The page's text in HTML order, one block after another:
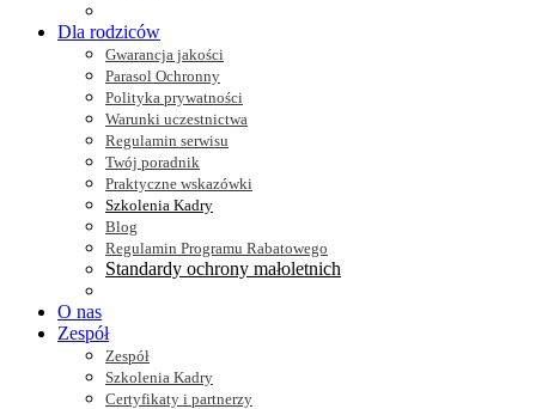
Dla rodziców
Gwarancja jakości
Parasol Ochronny
Polityka prywatności
Warunki uczestnictwa
Regulamin serwisu
Twój poradnik
Praktyczne wskazówki
Szkolenia Kadry
Blog
Regulamin Programu Rabatowego
Standardy ochrony małoletnich
O nas
Zespół
Zespół
Szkolenia Kadry
Certyfikaty i partnerzy